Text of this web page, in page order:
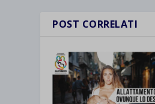
POST CORRELATI